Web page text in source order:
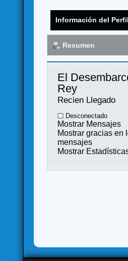
Información del Perfil
Resumen
El
Rey
Recien Llegado
Desconectado
Mostrar Mensajes
Mostrar gracias en
mensajes
Mostrar